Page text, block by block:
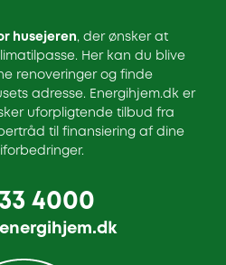
husejeren, der ønsker at
Her kan du blive
renoveringer og finde
adresse. Energihjem.dk er
uforpligtende tilbud fra
til finansiering af dine
4000